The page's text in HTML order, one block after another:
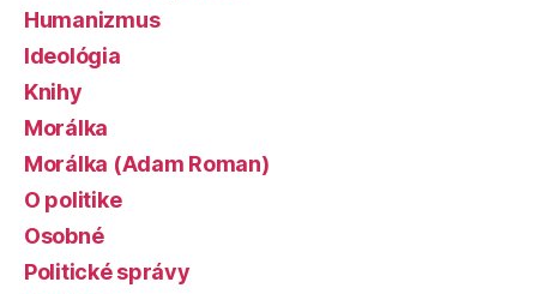
Humanizmus
Ideológia
Knihy
Morálka
Morálka (Adam Roman)
O politike
Osobné
Politické správy